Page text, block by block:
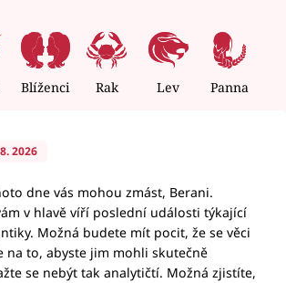
Blíženci Rak Lev Panna
2026
dne vás mohou zmást, Berani.
v hlavě víří poslední události týkající
Možná budete mít pocit, že se věci
na to, abyste jim mohli skutečně
se nebýt tak analytičtí. Možná zjistíte,